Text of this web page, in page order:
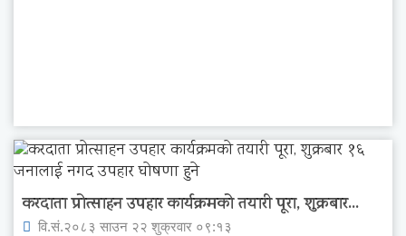
करदाता प्रोत्साहन उपहार कार्यक्रमको तयारी पूरा, शुक्रबार...
वि.सं.२०८३ साउन २२ शुक्रवार ०९:१३